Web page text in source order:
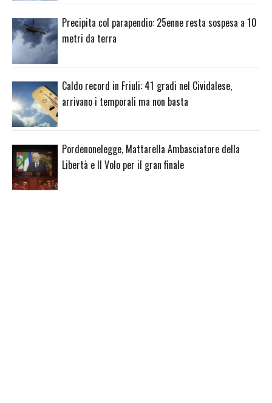
Precipita col parapendio: 25enne resta sospesa a 10
metri da terra
Caldo record in Friuli: 41 gradi nel Cividalese,
arrivano i temporali ma non basta
Pordenonelegge, Mattarella Ambasciatore della
Libertà e Il Volo per il gran finale